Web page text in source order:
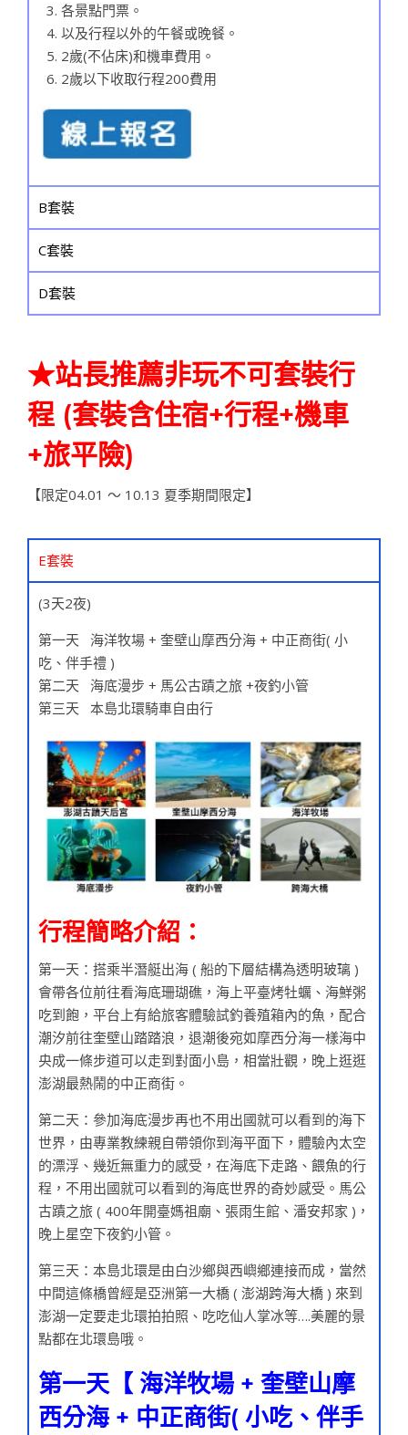
各景點門票。
以及行程以外的午餐或晚餐。
2歲(不佔床)和機車費用。
2歲以下收取行程200費用
B套裝
C套裝
D套裝
★站長推薦非玩不可套裝行
程 (套裝含住宿+行程+機車
+旅平險)
【限定04.01 ～ 10.13 夏季期間限定】
E套裝
(3天2夜)
第一天 海洋牧場 + 奎壁山摩西分海 + 中正商街( 小
吃、伴手禮 )
第二天 海底漫步 + 馬公古蹟之旅 +夜釣小管
第三天 本島北環騎車自由行
行程簡略介紹：
第一天：搭乘半潛艇出海 ( 船的下層結構為透明玻璃 )
會帶各位前往看海底珊瑚礁，海上平臺烤牡蠣、海鮮粥
吃到飽，平台上有給旅客體驗試釣養殖箱內的魚，配合
潮汐前往奎壁山踏踏浪，退潮後宛如摩西分海一樣海中
央成一條步道可以走到對面小島，相當壯觀，晚上逛逛
澎湖最熱鬧的中正商街。
第二天：參加海底漫步再也不用出國就可以看到的海下
世界，由專業教練親自帶領你到海平面下，體驗內太空
的漂浮、幾近無重力的感受，在海底下走路、餵魚的行
程，不用出國就可以看到的海底世界的奇妙感受。馬公
古蹟之旅 ( 400年開臺媽祖廟、張雨生館、潘安邦家 )，
晚上星空下夜釣小管。
第三天：本島北環是由白沙鄉與西嶼鄉連接而成，當然
中間這條橋曾經是亞洲第一大橋 ( 澎湖跨海大橋 ) 來到
澎湖一定要走北環拍拍照、吃吃仙人掌冰等….美麗的景
點都在北環島哦。
第一天【 海洋牧場 + 奎壁山摩
西分海 + 中正商街( 小吃、伴手